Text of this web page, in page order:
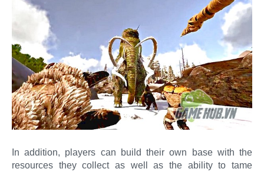
In addition, players can build their own base with the
resources they collect as well as the ability to tame